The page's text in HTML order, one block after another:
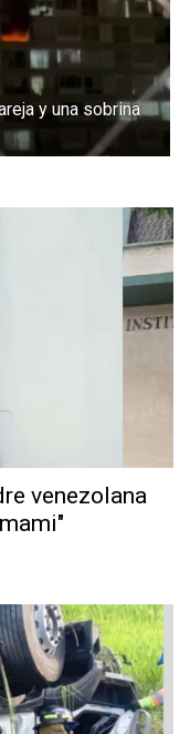
y una sobrina
venezolana